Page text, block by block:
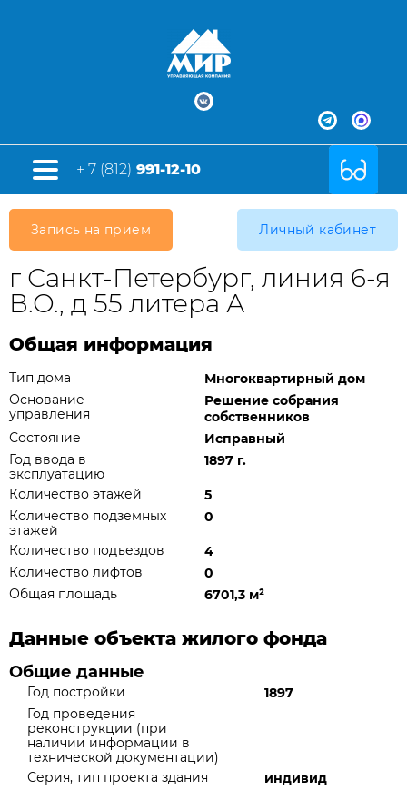
+ 7 (812) 991-12-10
Запись на прием Личный кабинет
г Санкт-Петербург, линия 6-я
В.О., д 55 литера А
Общая информация
Тип дома
Многоквартирный дом
Основание
управления
Решение собрания
собственников
Состояние
Исправный
Год ввода в
эксплуатацию
1897 г.
Количество этажей
5
Количество подземных
этажей
0
Количество подъездов
4
Количество лифтов
0
Общая площадь
6701,3 м²
Данные объекта жилого фонда
Общие данные
Год постройки
1897
Год проведения
реконструкции (при
наличии информации в
технической документации)
Серия, тип проекта здания
индивид